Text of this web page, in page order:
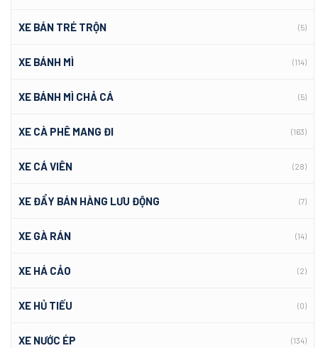
XE BÁN TRÉ TRỘN (5)
XE BÁNH MÌ (114)
XE BÁNH MÌ CHẢ CÁ (5)
XE CÀ PHÊ MANG ĐI (163)
XE CÁ VIÊN (28)
XE ĐẨY BÁN HÀNG LƯU ĐỘNG (7)
XE GÀ RÁN (14)
XE HÁ CẢO (2)
XE HỦ TIẾU (0)
XE NƯỚC ÉP (134)